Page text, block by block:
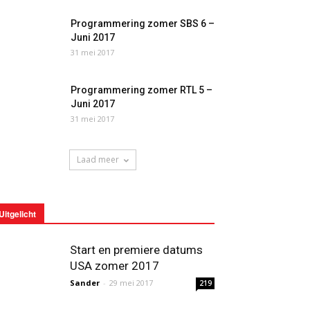
Programmering zomer SBS 6 –
Juni 2017
31 mei 2017
Programmering zomer RTL 5 –
Juni 2017
31 mei 2017
Laad meer
Uitgelicht
Start en premiere datums
USA zomer 2017
Sander - 29 mei 2017 219